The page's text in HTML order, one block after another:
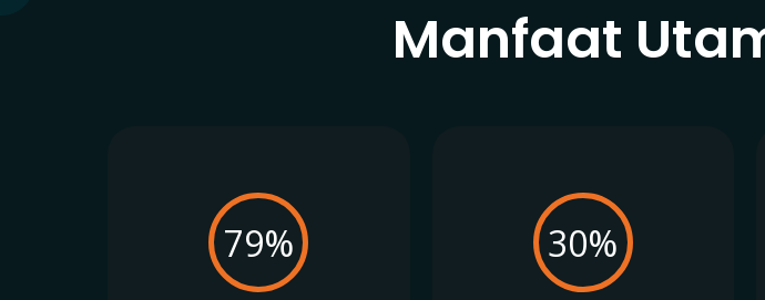
Manfaat
79% 30%